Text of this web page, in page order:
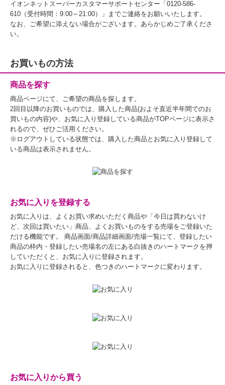
イオンネットスーパーカスタマーサポートセンター「0120-586-
610（受付時間：9:00～21:00）」までご連絡をお願いいたします。
なお、ご希望に添えない場合がございます。あらかじめご了承くださ
い。
お買いもの方法
商品を探す
商品ページにて、ご希望の商品を探します。
2回目以降のお買いものでは、購入した商品(およそ直近半年間でのお
買いもの内容)や、お気に入り登録している商品がTOPページに表示さ
れるので、ぜひご活用ください。
※ログアウトしている状態では、購入した商品とお気に入り登録して
いる商品は表示されません。
お気に入りを登録する
お気に入りは、よくお買い求めいただく商品や「今日は買わないけ
ど、次回は買いたい」商品、よくお買いものをする売場をご登録いた
だける機能です。 商品画面/商品詳細画面/売場一覧にて、登録したい
商品の枠内・登録したい売場名の左にある白抜きのハートマークを押
していただくと、お気に入りに登録されます。
お気に入りに登録されると、色つきのハートマークに変わります。
お気に入りから買う